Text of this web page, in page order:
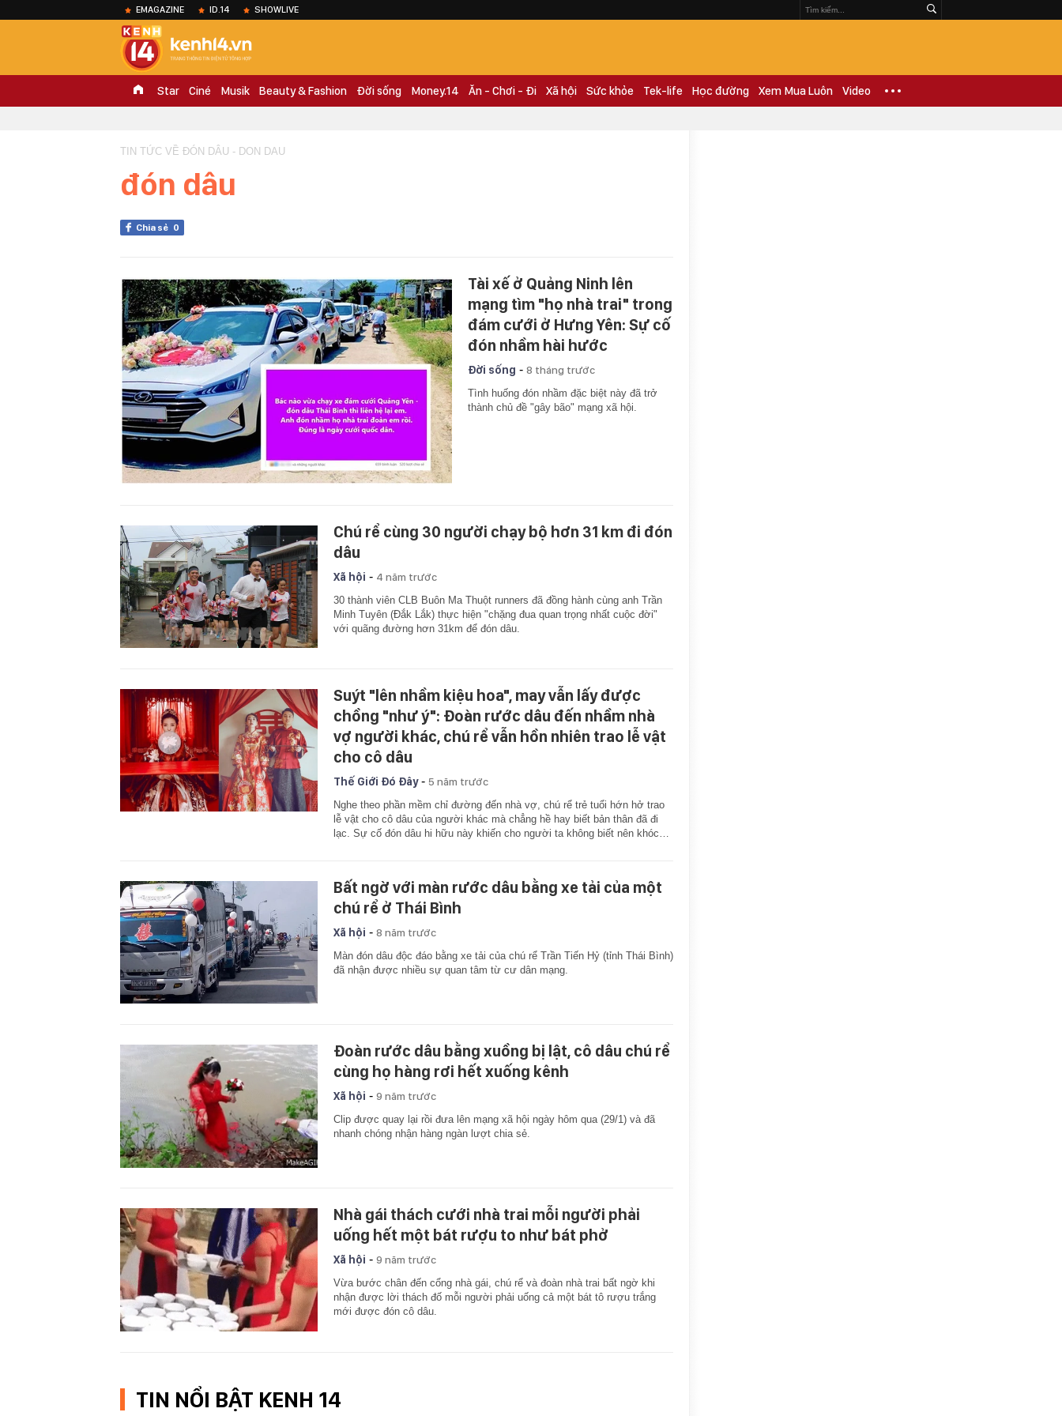
EMAGAZINE ID.14 SHOWLIVE
Star Ciné Musik Beauty & Fashion Đời sống Money.14 Ăn - Chơi - Đi Xã hội Sức khỏe Tek-life Học đường Xem Mua Luôn Video
TIN TỨC VỀ ĐÓN DÂU - DON DAU
đón dâu
Chia sẻ 0
Tài xế ở Quảng Ninh lên
mạng tìm "họ nhà trai" trong
đám cưới ở Hưng Yên: Sự cố
đón nhầm hài hước
Đời sống - 8 tháng trước
Tình huống đón nhầm đặc biệt này đã trở
thành chủ đề "gây bão" mạng xã hội.
Chú rể cùng 30 người chạy bộ hơn 31 km đi đón
dâu
Xã hội - 4 năm trước
30 thành viên CLB Buôn Ma Thuột runners đã đồng hành cùng anh Trần
Minh Tuyên (Đắk Lắk) thực hiện "chặng đua quan trọng nhất cuộc đời"
với quãng đường hơn 31km để đón dâu.
Suýt "lên nhầm kiệu hoa", may vẫn lấy được
chồng "như ý": Đoàn rước dâu đến nhầm nhà
vợ người khác, chú rể vẫn hồn nhiên trao lễ vật
cho cô dâu
Thế Giới Đó Đây- 5 năm trước
Nghe theo phần mềm chỉ đường đến nhà vợ, chú rể trẻ tuổi hớn hở trao
lễ vật cho cô dâu của người khác mà chẳng hề hay biết bản thân đã đi
lạc. Sự cố đón dâu hi hữu này khiến cho người ta không biết nên khóc…
Bất ngờ với màn rước dâu bằng xe tải của một
chú rể ở Thái Bình
Xã hội - 8 năm trước
Màn đón dâu độc đáo bằng xe tải của chú rể Trần Tiến Hỷ (tỉnh Thái Bình)
đã nhận được nhiều sự quan tâm từ cư dân mạng.
Đoàn rước dâu bằng xuồng bị lật, cô dâu chú rể
cùng họ hàng rơi hết xuống kênh
Xã hội - 9 năm trước
Clip được quay lại rồi đưa lên mạng xã hội ngày hôm qua (29/1) và đã
nhanh chóng nhận hàng ngàn lượt chia sẻ.
Nhà gái thách cưới nhà trai mỗi người phải
uống hết một bát rượu to như bát phở
Xã hội - 9 năm trước
Vừa bước chân đến cổng nhà gái, chú rể và đoàn nhà trai bất ngờ khi
nhận được lời thách đố mỗi người phải uống cả một bát tô rượu trắng
mới được đón cô dâu.
TIN NỔI BẬT KENH 14